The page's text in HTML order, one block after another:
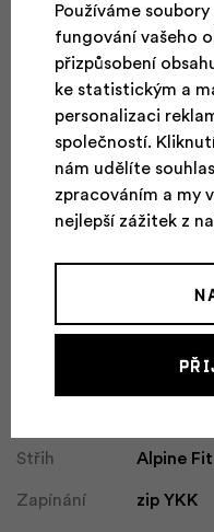
Referenční
velikost
38
Hmotnost 290 g
Materiál a
technologie
Airlite
Výplň
elastan,
produktu
mikina
scuba
Střih Alpine Fit
Zapínání zip YKK
Používáme
fungování vašeho
přizpůsobení
ke statistickým a
personalizaci
společností.
nám udělíte
zpracováním a my
nejlepší zážitek z